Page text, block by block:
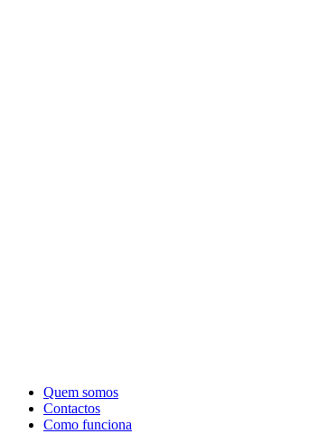
Quem somos
Contactos
Como funciona